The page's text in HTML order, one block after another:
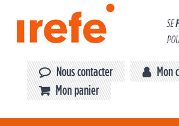
Nous contacter
Mon
Mon panier
Panneau de gestion des cookies